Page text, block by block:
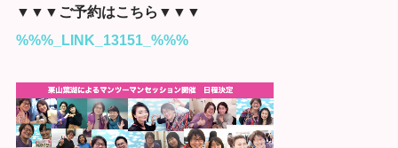
▼▼▼ご予約はこちら▼▼▼
%%%_LINK_13151_%%%